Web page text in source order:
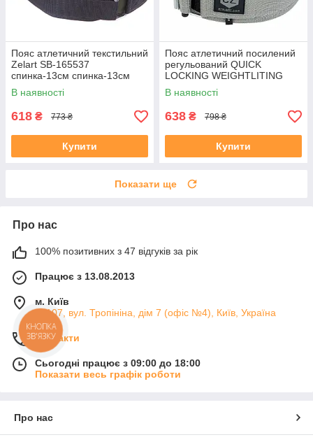
Пояс атлетичний текстильний
Zelart SB-165537
спинка-13см спинка-13см
розмір-XS-XXL чорний-
оливковий
В наявності
618 ₴ 773 ₴
Купити
Пояс атлетичний посилений
регульований QUICK
LOCKING WEIGHTLITING
BELT EZOUS O-02
спинка-10см розмір S-L сірий
В наявності
638 ₴ 798 ₴
Купити
Показати ще
Про нас
100% позитивних з 47 відгуків за рік
Працює з 13.08.2013
м. Київ
04107, вул. Тропініна, дім 7 (офіс №4), Київ, Україна
Контакти
Сьогодні працює з 09:00 до 18:00
Показати весь графік роботи
Про нас
КНОПКА
ЗВ'ЯЗКУ